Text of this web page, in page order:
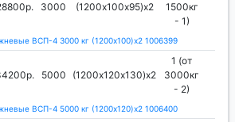
3000 (1200х100х95)х2
1500кг
- 1)
ВСП-4 3000 кг (1200х100)х2 1006399
5000 (1200х120х130)х2
1 (от
3000кг
- 2)
ВСП-4 5000 кг (1200х120)х2 1006400